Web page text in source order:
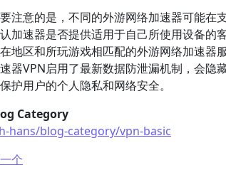
注意的是，不同的外游网络加速器可能在
加速器是否提供适用于自己所使用设备的
地区和所玩游戏相匹配的外游网络加速器
器VPN启用了最新数据防泄漏机制，会隐
护用户的个人隐私和网络安全。
Category
hans/blog-category/vpn-basic
个